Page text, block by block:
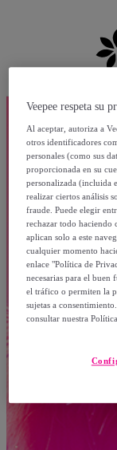
Veepee respeta su
Al aceptar, autoriza a
otros identificadores
personales (como sus
proporcionada en su
personalizada (incluida
realizar ciertos análisis
fraude. Puede elegir
rechazar todo haciendo
aplican solo a este
cualquier momento
enlace "Política de
necesarias para el
el tráfico o permiten la
sujetas a
consultar nuestra